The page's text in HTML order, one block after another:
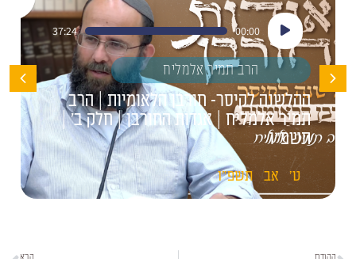
נגן
אודיו
00:00
37:24
הרב תמיר אלמליח
ההלשנה לקיסר- חורבן הלאומיות | הרב
תמיר אלמליח | אגדות החורבן | חלק ב' |
תשפ"ו
ט' אב תשפ"ו